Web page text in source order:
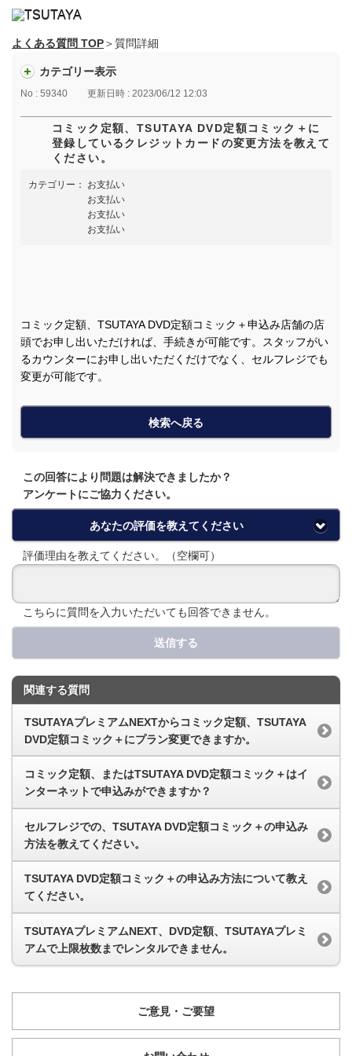
よくある質問 TOP＞質問詳細
カテゴリー表示
No : 59340 更新日時 : 2023/06/12 12:03
コミック定額、TSUTAYA DVD定額コミック＋に
登録しているクレジットカードの変更方法を教えて
ください。
カテゴリー：
お支払い
お支払い
お支払い
お支払い
コミック定額、TSUTAYA DVD定額コミック＋申込み店舗の店
頭でお申し出いただければ、手続きが可能です。スタッフがい
るカウンターにお申し出いただくだけでなく、セルフレジでも
変更が可能です。
検索へ戻る
この回答により問題は解決できましたか？
アンケートにご協力ください。
あなたの評価を教えてください
評価理由を教えてください。（空欄可）
こちらに質問を入力いただいても回答できません。
送信する
関連する質問
TSUTAYAプレミアムNEXTからコミック定額、TSUTAYA
DVD定額コミック＋にプラン変更できますか。
コミック定額、またはTSUTAYA DVD定額コミック＋はイ
ンターネットで申込みができますか？
セルフレジでの、TSUTAYA DVD定額コミック＋の申込み
方法を教えてください。
TSUTAYA DVD定額コミック＋の申込み方法について教え
てください。
TSUTAYAプレミアムNEXT、DVD定額、TSUTAYAプレミ
アムで上限枚数までレンタルできません。
ご意見・ご要望